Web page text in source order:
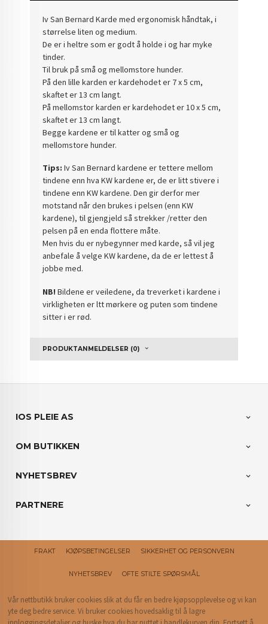
Iv San Bernard Karde med ergonomisk håndtak, i
størrelse liten og medium.
De er i heltre som er godt å holde i og har myke
tinder.
Til bruk på små og mellomstore hunder.
På den lille karden er kardehodet er 7 x 5 cm,
skaftet er 13 cm langt.
På mellomstor karden er kardehodet er 10 x 5 cm,
skaftet er 13 cm langt.
Begge kardene er til katter og små og
mellomstore hunder.
Tips:Iv San Bernard kardene er tettere mellom
tindene enn hva KW kardene er, de er litt stivere i
tindene enn KW kardene. Den gir derfor mer
motstand når den brukes i pelsen (enn KW
kardene), til gjengjeld så strekker /retter den
pelsen på en enda flottere måte.
Men hvis du er nybegynner med karde, så vil jeg
anbefale å velge KW kardene, da de er lettest å
jobbe med.
NB! Bildene er veiledene, da treverket i kardene i
virkligheten er ltt mørkere og puten som tindene
sitter i er rød.
PRODUKTANMELDELSER (0)
IOS PLEIE AS
OM BUTIKKEN
NYHETSBREV
PARTNERE
FRAKT KJØPSBETINGELSER SIKKERHET OG PERSONVERN
NYHETSBREV OFTE STILTE SPØRSMÅL
Vår nettbutikk bruker cookies slik at du får en bedre kjøpsopplevelse og vi kan
yte deg bedre service. Vi bruker cookies hovedsaklig til å lagre